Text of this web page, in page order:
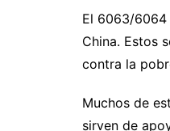
El 6063/6064
China. Estos
contra la
Muchos de
sirven de